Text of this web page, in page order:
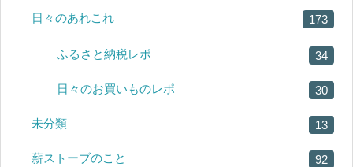
日々のあれこれ 173
ふるさと納税レポ 34
日々のお買いものレポ 30
未分類 13
薪ストーブのこと 92